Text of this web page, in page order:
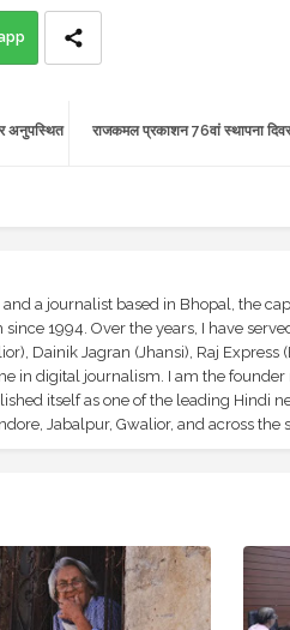
राजकमल प्रकाशन 76वां स्थापना
अनुपस्थित
a journalist based in Bhopal, the
1994. Over the years, I have
Dainik Jagran (Jhansi), Raj Express
in digital journalism. I am the
itself as one of the leading Hindi
Jabalpur, Gwalior, and across the